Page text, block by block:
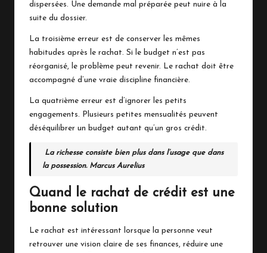
dispersées. Une demande mal préparée peut nuire à la
suite du dossier.
La troisième erreur est de conserver les mêmes
habitudes après le rachat. Si le budget n’est pas
réorganisé, le problème peut revenir. Le rachat doit être
accompagné d’une vraie discipline financière.
La quatrième erreur est d’ignorer les petits
engagements. Plusieurs petites mensualités peuvent
déséquilibrer un budget autant qu’un gros crédit.
La richesse consiste bien plus dans l’usage que dans
la possession. Marcus Aurelius
Quand le rachat de crédit est une
bonne solution
Le rachat est intéressant lorsque la personne veut
retrouver une vision claire de ses finances, réduire une